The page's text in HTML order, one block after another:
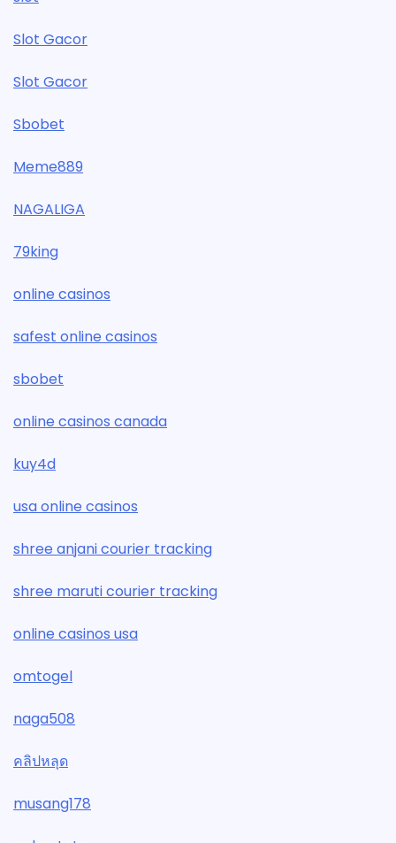
Slot Gacor
Slot Gacor
Sbobet
Meme889
NAGALIGA
79king
online casinos
safest online casinos
sbobet
online casinos canada
kuy4d
usa online casinos
shree anjani courier tracking
shree maruti courier tracking
online casinos usa
omtogel
naga508
คลิปหลุด
musang178